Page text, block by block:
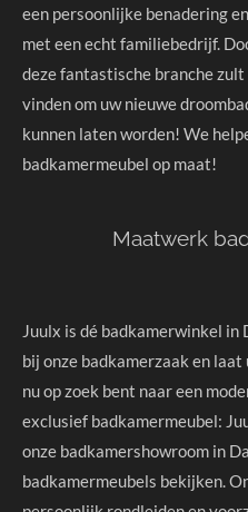
een persoonlijke benadering
met een echt familiebedrijf.
deze fantastische branche zult
vinden om uw nieuwe
kunnen laten worden! We
badkamermeubel op maat!
Maatwerk
Juulx is dé badkamerwinkel in
bij onze badkamerzaak en
nu op zoek bent naar een
exclusief badkamermeubel:
onze badkamershowroom in
badkamermeubels bekijken.